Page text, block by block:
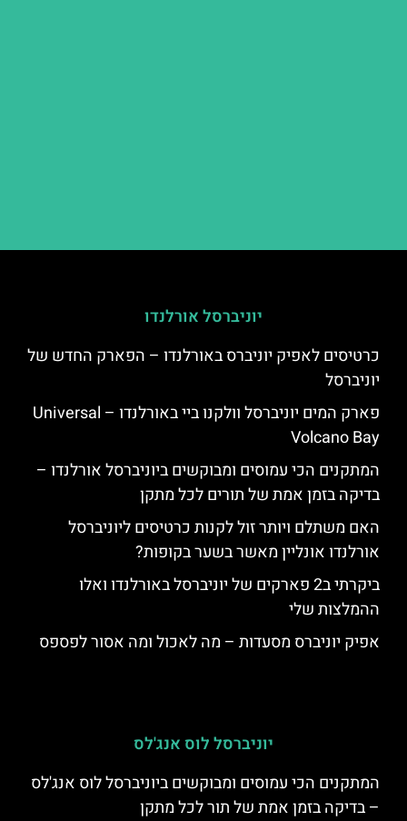
יוניברסל אורלנדו
כרטיסים לאפיק יוניברס באורלנדו – הפארק החדש של
יוניברסל
פארק המים יוניברסל וולקנו ביי באורלנדו – Universal
Volcano Bay
המתקנים הכי עמוסים ומבוקשים ביוניברסל אורלנדו –
בדיקה בזמן אמת של תורים לכל מתקן
האם משתלם ויותר זול לקנות כרטיסים ליוניברסל
אורלנדו אונליין מאשר בשער בקופות?
ביקרתי ב2 פארקים של יוניברסל באורלנדו ואלו
ההמלצות שלי
אפיק יוניברס מסעדות – מה לאכול ומה אסור לפספס
יוניברסל לוס אנג'לס
המתקנים הכי עמוסים ומבוקשים ביוניברסל לוס אנג'לס
– בדיקה בזמן אמת של תור לכל מתקן